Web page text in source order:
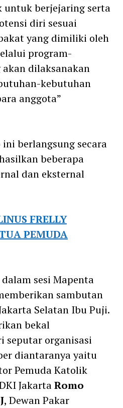
untuk berjejaring serta
diri sesuai
yang dimiliki oleh
program-
dilaksanakan
kebutuhan
anggota”
berlangsung secara
beberapa
dan eksternal
FRELLY
PEMUDA
sesi Mapenta
sambutan
Selatan Ibu Puji.
bekal
seputar organisasi
diantaranya yaitu
Pemuda Katolik
JakartaRomo
, Dewan Pakar